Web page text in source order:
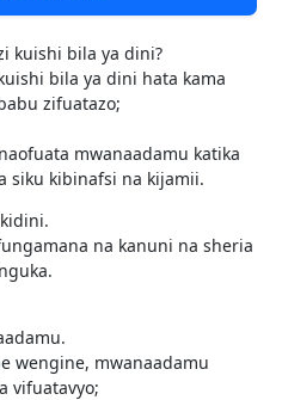
kuishi bila ya dini?
bila ya dini hata kama
zifuatazo;
mwanaadamu katika
siku kibinafsi na kijamii.
na kanuni na sheria
wengine, mwanaadamu
vifuatavyo;